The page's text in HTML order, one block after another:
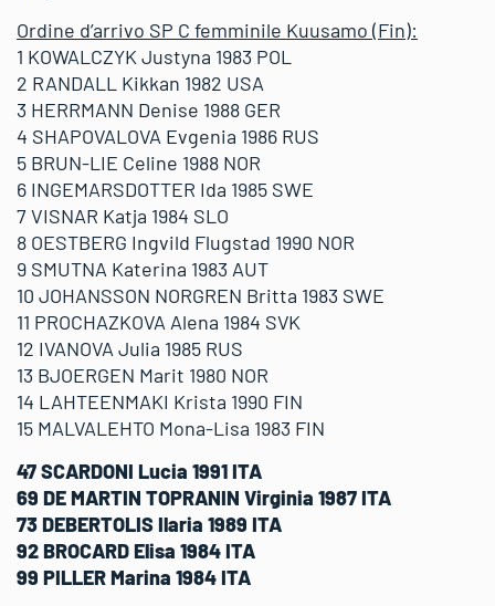
Ordine d’arrivo SP C femminile Kuusamo (Fin):
1 KOWALCZYK Justyna 1983 POL
2 RANDALL Kikkan 1982 USA
3 HERRMANN Denise 1988 GER
4 SHAPOVALOVA Evgenia 1986 RUS
5 BRUN-LIE Celine 1988 NOR
6 INGEMARSDOTTER Ida 1985 SWE
7 VISNAR Katja 1984 SLO
8 OESTBERG Ingvild Flugstad 1990 NOR
9 SMUTNA Katerina 1983 AUT
10 JOHANSSON NORGREN Britta 1983 SWE
11 PROCHAZKOVA Alena 1984 SVK
12 IVANOVA Julia 1985 RUS
13 BJOERGEN Marit 1980 NOR
14 LAHTEENMAKI Krista 1990 FIN
15 MALVALEHTO Mona-Lisa 1983 FIN
47 SCARDONI Lucia 1991 ITA
69 DE MARTIN TOPRANIN Virginia 1987 ITA
73 DEBERTOLIS Ilaria 1989 ITA
92 BROCARD Elisa 1984 ITA
99 PILLER Marina 1984 ITA